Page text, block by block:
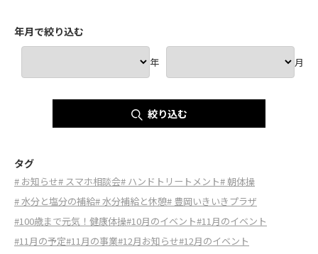
年月で絞り込む
年 月
絞り込む
タグ
# お知らせ# スマホ相談会# ハンドトリートメント# 朝体操
# 水分と塩分の補給# 水分補給と休憩# 豊岡いきいきプラザ
#100歳まで元気！健康体操#10月のイベント#11月のイベント
#11月の予定#11月の事業#12月お知らせ#12月のイベント